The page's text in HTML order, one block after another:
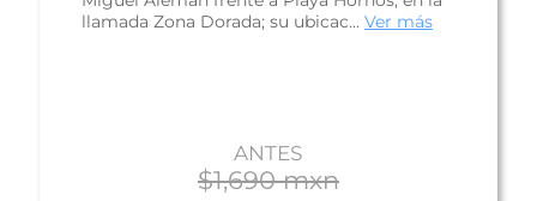
bahía de Acapulco; por su ubicac...Ver más
ANTES
$2,810 mxn